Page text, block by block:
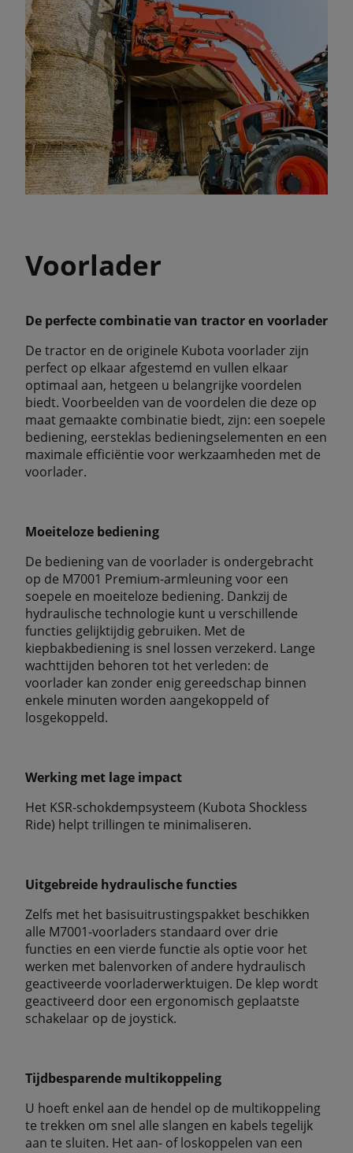
Voorlader
De perfecte combinatie van tractor en voorlader
De tractor en de originele Kubota voorlader zijn
perfect op elkaar afgestemd en vullen elkaar
optimaal aan, hetgeen u belangrijke voordelen
biedt. Voorbeelden van de voordelen die deze op
maat gemaakte combinatie biedt, zijn: een soepele
bediening, eersteklas bedieningselementen en een
maximale efficiëntie voor werkzaamheden met de
voorlader.
Moeiteloze bediening
De bediening van de voorlader is ondergebracht
op de M7001 Premium-armleuning voor een
soepele en moeiteloze bediening. Dankzij de
hydraulische technologie kunt u verschillende
functies gelijktijdig gebruiken. Met de
kiepbakbediening is snel lossen verzekerd. Lange
wachttijden behoren tot het verleden: de
voorlader kan zonder enig gereedschap binnen
enkele minuten worden aangekoppeld of
losgekoppeld.
Werking met lage impact
Het KSR-schokdempsysteem (Kubota Shockless
Ride) helpt trillingen te minimaliseren.
Uitgebreide hydraulische functies
Zelfs met het basisuitrustingspakket beschikken
alle M7001-voorladers standaard over drie
functies en een vierde functie als optie voor het
werken met balenvorken of andere hydraulisch
geactiveerde voorladerwerktuigen. De klep wordt
geactiveerd door een ergonomisch geplaatste
schakelaar op de joystick.
Tijdbesparende multikoppeling
U hoeft enkel aan de hendel op de multikoppeling
te trekken om snel alle slangen en kabels tegelijk
aan te sluiten. Het aan- of loskoppelen van een